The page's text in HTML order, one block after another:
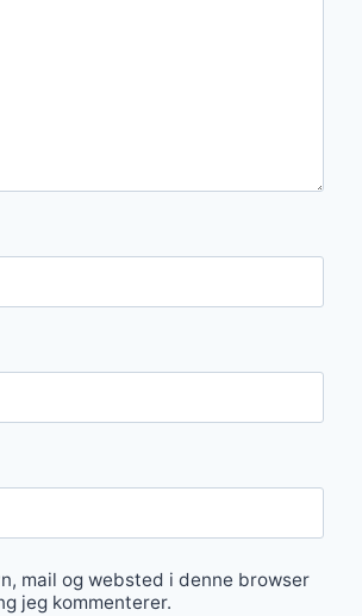
mail og websted i denne browser
jeg kommenterer.